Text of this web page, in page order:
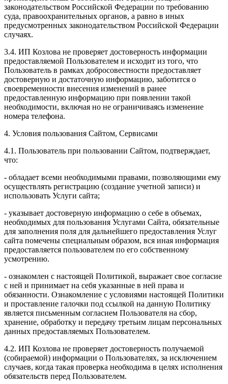
законодательством Российской Федерации по требованию
суда, правоохранительных органов, а равно в иных
предусмотренных законодательством Российской Федерации
случаях.
3.4. ИП Козлова не проверяет достоверность информации
предоставляемой Пользователем и исходит из того, что
Пользователь в рамках добросовестности предоставляет
достоверную и достаточную информацию, заботится о
своевременности внесения изменений в ранее
предоставленную информацию при появлении такой
необходимости, включая но не ограничиваясь изменение
номера телефона.
4. Условия пользования Сайтом, Сервисами
4.1. Пользователь при пользовании Сайтом, подтверждает,
что:
- обладает всеми необходимыми правами, позволяющими ему
осуществлять регистрацию (создание учетной записи) и
использовать Услуги сайта;
- указывает достоверную информацию о себе в объемах,
необходимых для пользования Услугами Сайта, обязательные
для заполнения поля для дальнейшего предоставления Услуг
сайта помечены специальным образом, вся иная информация
предоставляется пользователем по его собственному
усмотрению.
- ознакомлен с настоящей Политикой, выражает свое согласие
с ней и принимает на себя указанные в ней права и
обязанности. Ознакомление с условиями настоящей Политики
и проставление галочки под ссылкой на данную Политику
является письменным согласием Пользователя на сбор,
хранение, обработку и передачу третьим лицам персональных
данных предоставляемых Пользователем.
4.2. ИП Козлова не проверяет достоверность получаемой
(собираемой) информации о Пользователях, за исключением
случаев, когда такая проверка необходима в целях исполнения
обязательств перед Пользователем.